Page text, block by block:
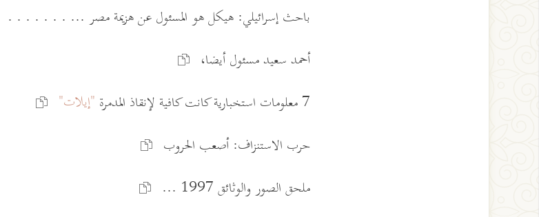
باحث إسرائيلي: هيكل هو المسئول عن هزيمة مصر ... . . . . . . .
أحمد سعيد مسئول أيضا،
7 معلومات استخبارية كانت كافية لإنقاذ المدمرة
"إيلات"
حرب الاستنزاف: أصعب الحروب
ملحق الصور والوثائق 1997 ...